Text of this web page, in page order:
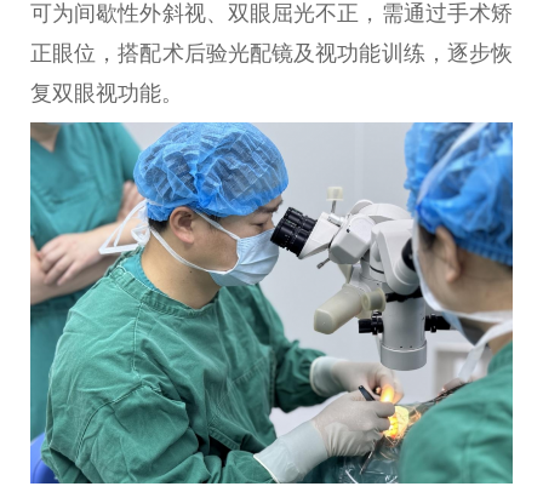
可为间歇性外斜视、双眼屈光不正，需通过手术矫
正眼位，搭配术后验光配镜及视功能训练，逐步恢
复双眼视功能。